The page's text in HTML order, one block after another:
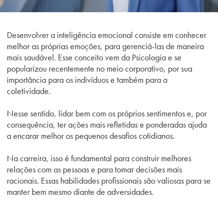
Desenvolver a inteligência emocional consiste em conhecer
melhor as próprias emoções, para gerenciá-las de maneira
mais saudável. Esse conceito vem da Psicologia e se
popularizou recentemente no meio corporativo, por sua
importância para os indivíduos e também para a
coletividade.
Nesse sentido, lidar bem com os próprios sentimentos e, por
consequência, ter ações mais refletidas e ponderadas ajuda
a encarar melhor os pequenos desafios cotidianos.
Na carreira, isso é fundamental para construir melhores
relações com as pessoas e para tomar decisões mais
racionais. Essas habilidades profissionais são valiosas para se
manter bem mesmo diante de adversidades.